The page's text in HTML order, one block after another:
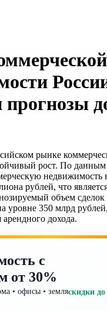
рынке
рост. По данным
недвижимость
рублей, что
объем
уровне 350 млрд
дохода.
с
от 30%
• офисы • земляскидки